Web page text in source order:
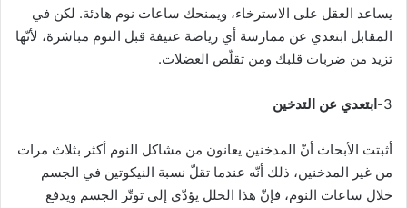
يساعد العقل على الاسترخاء، ويمنحك ساعات نوم هادئة. لكن في
المقابل ابتعدي عن ممارسة أي رياضة عنيفة قبل النوم مباشرة، لأنّها
تزيد من ضربات قلبك ومن تقلّص العضلات.
3- ابتعدي عن التدخين
أثبتت الأبحاث أنّ المدخنين يعانون من مشاكل النوم أكثر بثلاث مرات
من غير المدخنين، ذلك أنّه عندما تقلّ نسبة النيكوتين في الجسم
خلال ساعات النوم، فإنّ هذا الخلل يؤدّي إلى توتّر الجسم ويدفع